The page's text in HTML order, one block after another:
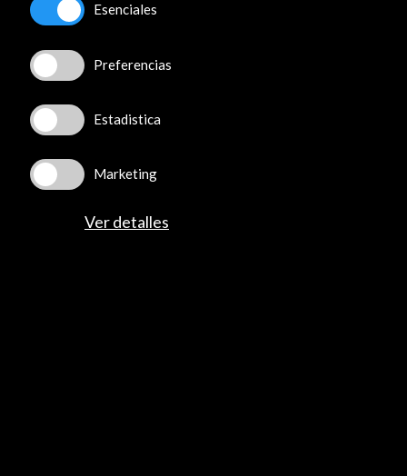
Esenciales
Preferencias
Estadistica
Marketing
Ver detalles